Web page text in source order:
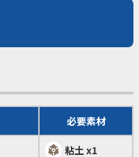
必要素材
粘土 x1